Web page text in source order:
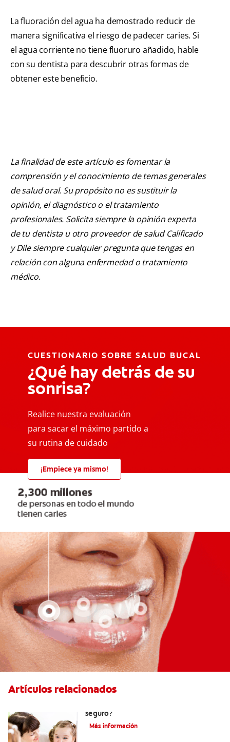
La fluoración del agua ha demostrado reducir de
manera significativa el riesgo de padecer caries. Si
el agua corriente no tiene fluoruro añadido, hable
con su dentista para descubrir otras formas de
obtener este beneficio.
La finalidad de este artículo es fomentar la
comprensión y el conocimiento de temas generales
de salud oral. Su propósito no es sustituir la
opinión, el diagnóstico o el tratamiento
profesionales. Solicita siempre la opinión experta
de tu dentista u otro proveedor de salud Calificado
y Dile siempre cualquier pregunta que tengas en
relación con alguna enfermedad o tratamiento
médico.
CUESTIONARIO SOBRE SALUD BUCAL
¿Qué hay detrás de su
sonrisa?
Realice nuestra evaluación
para sacar el máximo partido a
su rutina de cuidado
¡Empiece ya mismo!
Artículos relacionados
seguro?
Más información